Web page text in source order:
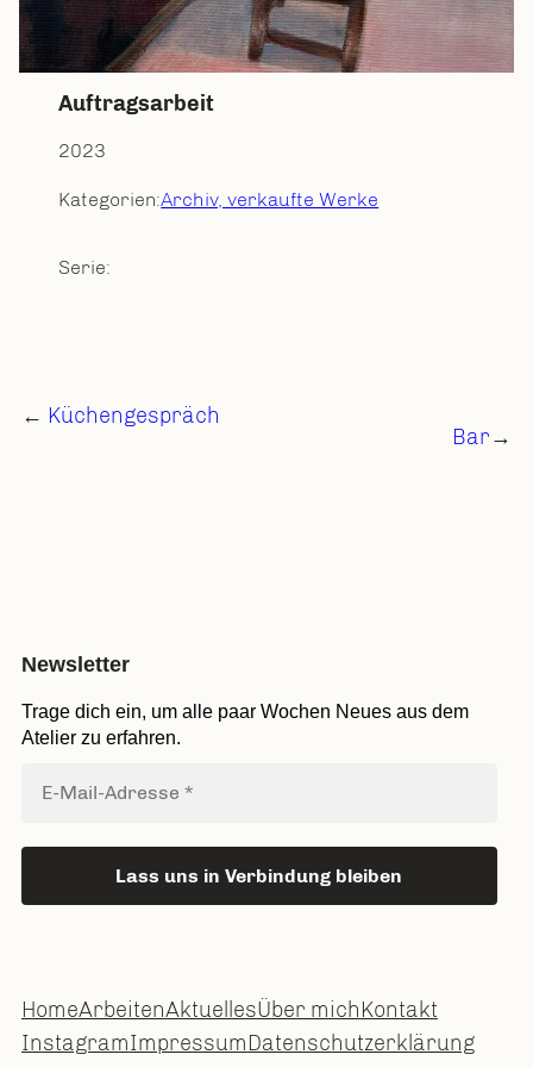
Auftragsarbeit
2023
Kategorien:Archiv, verkaufte Werke
Serie:
← Küchengespräch
Bar→
Newsletter
Trage dich ein, um alle paar Wochen Neues aus dem
Atelier zu erfahren.
HomeArbeitenAktuellesÜber michKontakt
InstagramImpressumDatenschutzerklärung